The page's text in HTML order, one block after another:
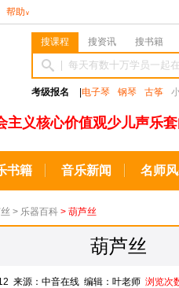
帮助 ∨
搜课程 搜资讯 搜书籍
考级报名 电子琴 钢琴 古筝
主义核心价值观少儿声乐
书籍 音乐新闻 名师
> 乐器百科 > 葫芦丝
葫芦丝
来源：中音在线 编辑：叶老师浏览次